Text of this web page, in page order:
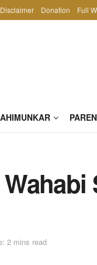
Disclaimer Donation Full
2 mins read